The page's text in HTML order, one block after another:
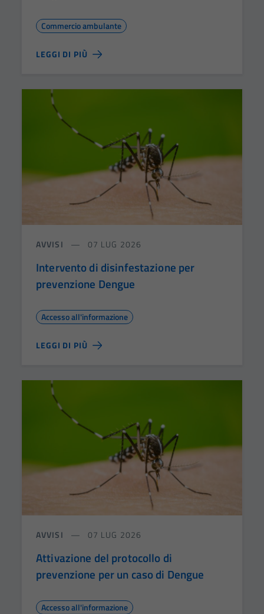
Commercio ambulante
LEGGI DI PIÙ
AVVISI 07 LUG 2026
Intervento di disinfestazione per
prevenzione Dengue
Accesso all'informazione
LEGGI DI PIÙ
AVVISI 07 LUG 2026
Attivazione del protocollo di
prevenzione per un caso di Dengue
Accesso all'informazione